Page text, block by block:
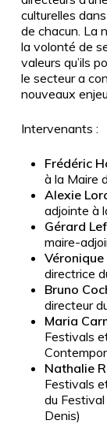
culturelles
de chacun. La
la volonté de
valeurs qu’ils
le secteur a
nouveaux
Intervenants :
Frédéric
à la Maire
Alexie
adjointe à
Gérard
maire-
Véronique
directrice
Bruno
directeur
Maria
Festivals
Nathalie
Festivals
du
Denis)